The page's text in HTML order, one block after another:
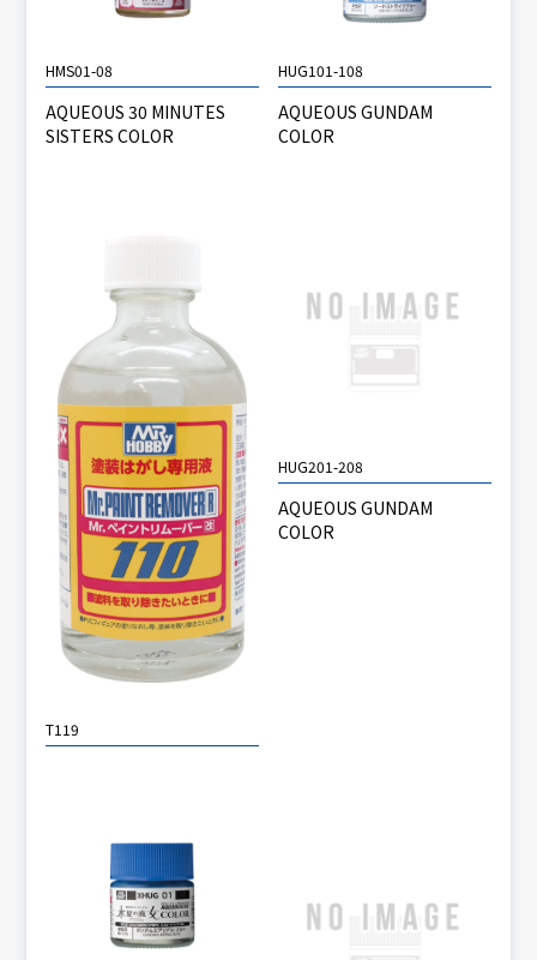
HMS01-08
AQUEOUS 30 MINUTES
SISTERS COLOR
HUG101-108
AQUEOUS GUNDAM
COLOR
T119
HUG201-208
AQUEOUS GUNDAM
COLOR